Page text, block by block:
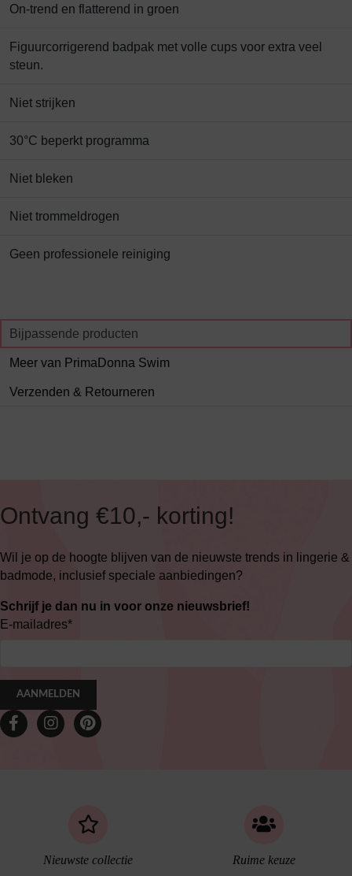
On-trend en flatterend in groen
Figuurcorrigerend badpak met volle cups voor extra veel
steun.
Niet strijken
30°C beperkt programma
Niet bleken
Niet trommeldrogen
Geen professionele reiniging
Bijpassende producten
Meer van PrimaDonna Swim
Verzenden & Retourneren
Ontvang €10,- korting!
Wil je op de hoogte blijven van de nieuwste trends in lingerie &
badmode, inclusief speciale aanbiedingen?
Schrijf je dan nu in voor onze nieuwsbrief!
E-mailadres*
AANMELDEN
Nieuwste collectie Ruime keuze